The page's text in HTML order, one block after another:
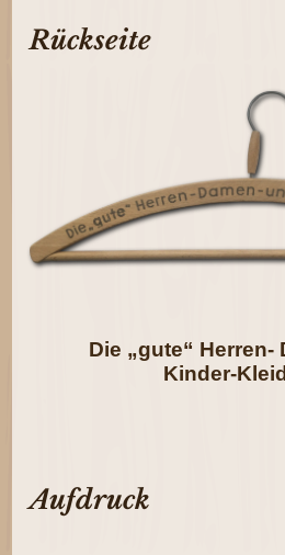
Rückseite
Die „gute“ Herren-
Kinder-
Aufdruck